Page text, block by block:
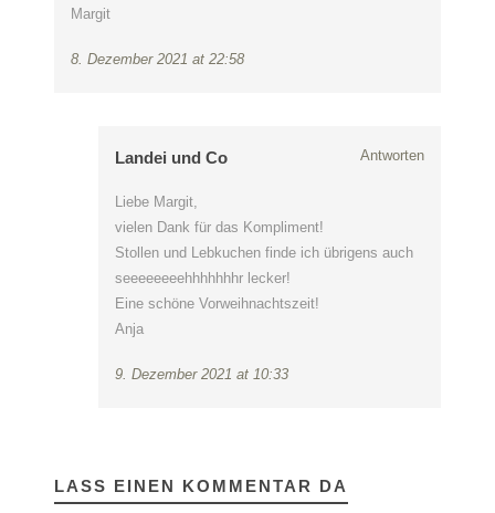
Margit
8. Dezember 2021 at 22:58
Landei und Co Antworten
Liebe Margit,
vielen Dank für das Kompliment!
Stollen und Lebkuchen finde ich übrigens auch
seeeeeeeehhhhhhhr lecker!
Eine schöne Vorweihnachtszeit!
Anja
9. Dezember 2021 at 10:33
LASS EINEN KOMMENTAR DA